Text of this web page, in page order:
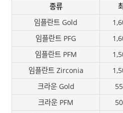
종류
임플란트 Gold
임플란트 PFG
임플란트 PFM
임플란트 Zirconia
크라운 Gold
크라운 PFM